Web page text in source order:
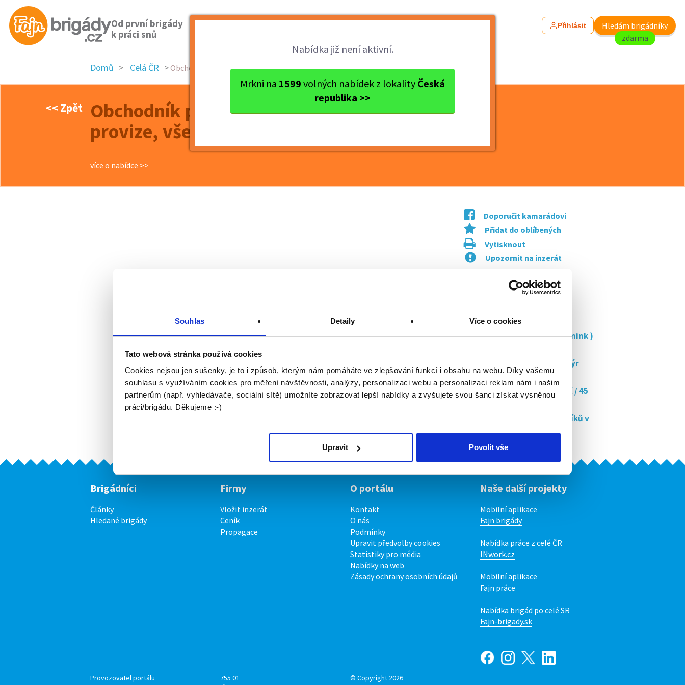
Souhlas Detaily Více o cookies
Tato webová stránka používá cookies
Cookies nejsou jen sušenky, je to i způsob, kterým nám pomáháte ve zlepšování funkcí i obsahu na webu. Díky vašemu
souhlasu s využíváním cookies pro měření návštěvnosti, analýzy, personalizaci webu a personalizaci reklam nám i našim
partnerům (např. vyhledávače, sociální sítě) umožníte zobrazovat lepší nabídky a zvyšujete svou šanci získat vysněnou
práci/brigádu. Děkujeme :-)
Upravit Povolit vše
Od první brigády
k práci snů
Přihlásit
Hledám brigádníky
zdarma
Nabídka již není aktivní.
Mrkni na 1599 volných nabídek z lokality Česká
republika >>
Domů Celá ČR Obchodník pro renovace stře...
<< Zpět
Obchodník pro renovace střech – vysoké
provize, vše tě naučíme
více o nabídce >>
Doporučit kamarádovi
Přidat do oblíbených
Vytisknout
Upozornit na inzerát
TOP nabídky
Uklízečka ostrava
Lektor ( od 300 až 600kč/trénink )
Flexibilní brigáda: řidič-kurýr
jídla,...
Doučujte s námi až za 350 kč / 45
min
Chybíš nám v týmu brigádníků v
popeyes!
Brigádníci
Články
Hledané brigády
Firmy
Vložit inzerát
Ceník
Propagace
O portálu
Kontakt
O nás
Podmínky
Upravit předvolby cookies
Statistiky pro média
Nabídky na web
Zásady ochrany osobních údajů
Naše další projekty
Mobilní aplikace
Fajn brigády
Nabídka práce z celé ČR
INwork.cz
Mobilní aplikace
Fajn práce
Nabídka brigád po celé SR
Fajn-brigady.sk
Provozovatel portálu
755 01
© Copyright 2026